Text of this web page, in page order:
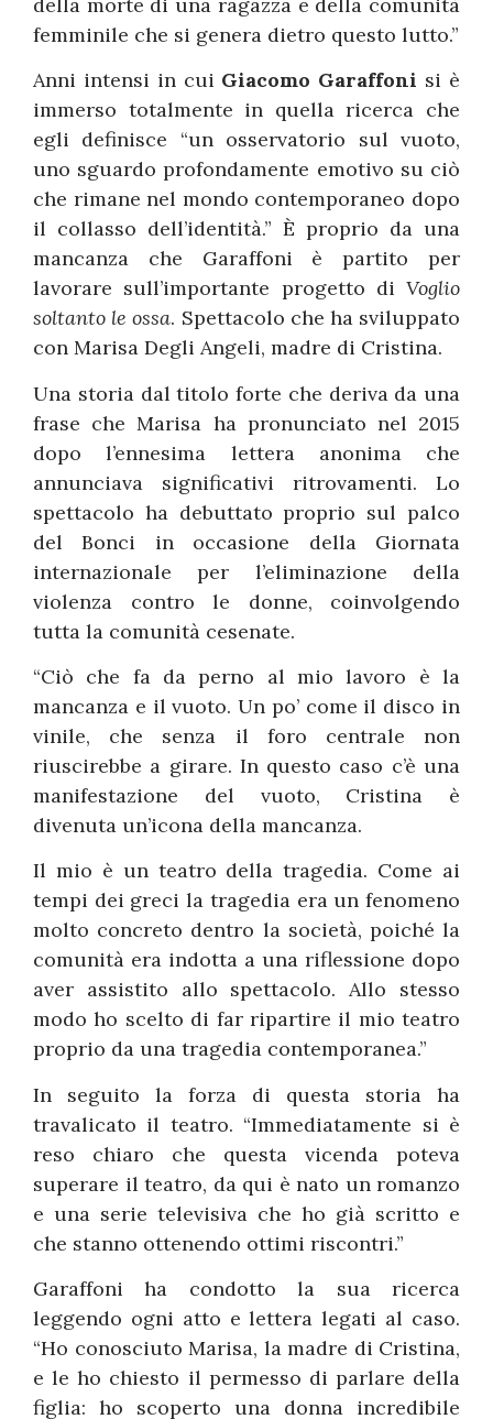
femminile che si genera dietro questo lutto.”
Anni intensi in cui Giacomo Garaffoni si è
immerso totalmente in quella ricerca che
egli definisce “un osservatorio sul vuoto,
uno sguardo profondamente emotivo su ciò
che rimane nel mondo contemporaneo dopo
il collasso dell’identità.” È proprio da una
mancanza che Garaffoni è partito per
lavorare sull’importante progetto di Voglio
soltanto le ossa. Spettacolo che ha sviluppato
con Marisa Degli Angeli, madre di Cristina.
Una storia dal titolo forte che deriva da una
frase che Marisa ha pronunciato nel 2015
dopo l’ennesima lettera anonima che
annunciava significativi ritrovamenti. Lo
spettacolo ha debuttato proprio sul palco
del Bonci in occasione della Giornata
internazionale per l’eliminazione della
violenza contro le donne, coinvolgendo
tutta la comunità cesenate.
“Ciò che fa da perno al mio lavoro è la
mancanza e il vuoto. Un po’ come il disco in
vinile, che senza il foro centrale non
riuscirebbe a girare. In questo caso c’è una
manifestazione del vuoto, Cristina è
divenuta un’icona della mancanza.
Il mio è un teatro della tragedia. Come ai
tempi dei greci la tragedia era un fenomeno
molto concreto dentro la società, poiché la
comunità era indotta a una riflessione dopo
aver assistito allo spettacolo. Allo stesso
modo ho scelto di far ripartire il mio teatro
proprio da una tragedia contemporanea.”
In seguito la forza di questa storia ha
travalicato il teatro. “Immediatamente si è
reso chiaro che questa vicenda poteva
superare il teatro, da qui è nato un romanzo
e una serie televisiva che ho già scritto e
che stanno ottenendo ottimi riscontri.”
Garaffoni ha condotto la sua ricerca
leggendo ogni atto e lettera legati al caso.
“Ho conosciuto Marisa, la madre di Cristina,
e le ho chiesto il permesso di parlare della
figlia: ho scoperto una donna incredibile